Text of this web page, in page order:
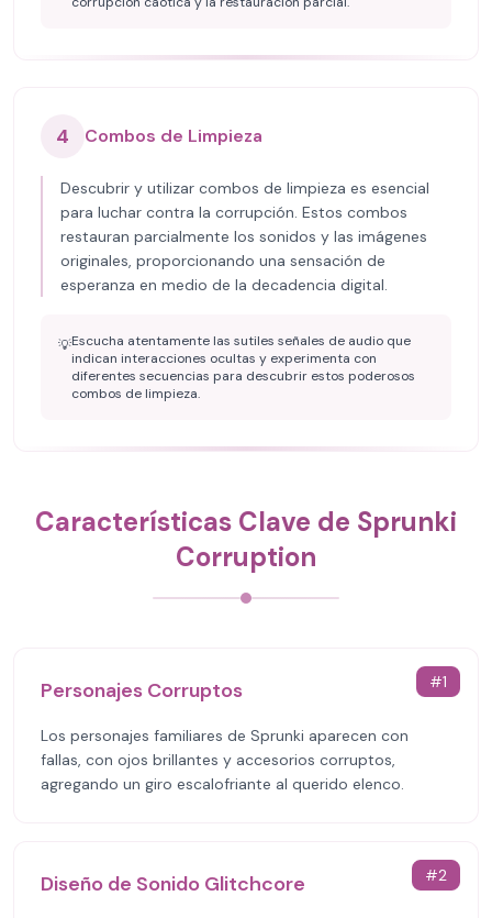
4 Combos de Limpieza
Descubrir y utilizar combos de limpieza es esencial
para luchar contra la corrupción. Estos combos
restauran parcialmente los sonidos y las imágenes
originales, proporcionando una sensación de
esperanza en medio de la decadencia digital.
💡Escucha atentamente las sutiles señales de audio que
indican interacciones ocultas y experimenta con
diferentes secuencias para descubrir estos poderosos
combos de limpieza.
Características Clave de Sprunki
Corruption
#1
Personajes Corruptos
Los personajes familiares de Sprunki aparecen con
fallas, con ojos brillantes y accesorios corruptos,
agregando un giro escalofriante al querido elenco.
#2
Diseño de Sonido Glitchcore